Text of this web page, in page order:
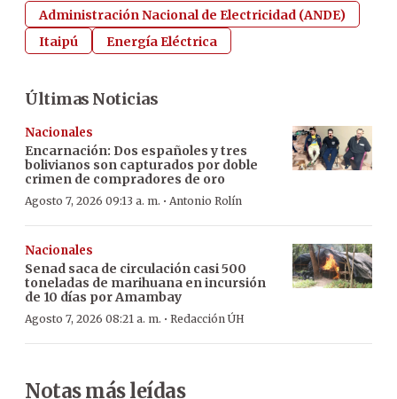
Administración Nacional de Electricidad (ANDE)
Itaipú
Energía Eléctrica
Últimas Noticias
Nacionales
Encarnación: Dos españoles y tres
bolivianos son capturados por doble
crimen de compradores de oro
Agosto 7, 2026 09:13 a. m. · Antonio Rolín
Nacionales
Senad saca de circulación casi 500
toneladas de marihuana en incursión
de 10 días por Amambay
Agosto 7, 2026 08:21 a. m. · Redacción ÚH
Notas más leídas